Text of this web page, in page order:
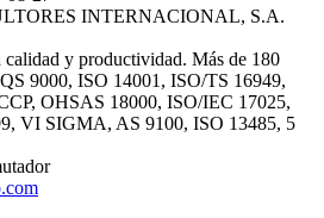
INTERNACIONAL, S.A.
calidad y productividad. Más de 180
9000, ISO 14001, ISO/TS 16949,
OHSAS 18000, ISO/IEC 17025,
VI SIGMA, AS 9100, ISO 13485, 5